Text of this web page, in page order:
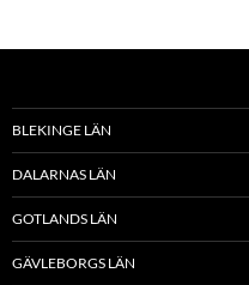
BLEKINGE LÄN
DALARNAS LÄN
GOTLANDS LÄN
GÄVLEBORGS LÄN